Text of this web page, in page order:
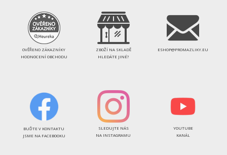
OVĚŘENO ZÁKAZNÍKY
HODNOCENÍ OBCHODU
ZBOŽÍ NA SKLADĚ
HLEDÁTE JINÉ?
ESHOP@PROMAZLIKY.EU
BUĎTE V KONTAKTU
JSME NA FACEBOOKU
SLEDUJTE NÁS
NA INSTAGRAMU
YOUTUBE
KANÁL